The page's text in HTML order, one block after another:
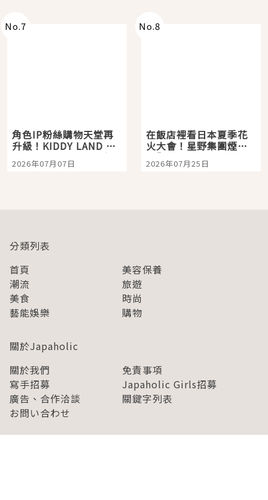
No.7
角色IP粉絲購物天堂再
升級！KIDDY LAND 原
宿店吉伊卡哇迎客，新
開幕 OMOKADO 店3分
2026年07月07日
No.8
在飯店裡看日本夏季花
火大會！星野集團煙火
景觀飯店6選，讓你不用
人擠人悠閒欣賞
2026年07月25日
分類列表
首頁
美容保養
潮流
旅遊
美食
時尚
藝能娛樂
購物
關於Japaholic
關於我們
免責事項
寫手招募
Japaholic Girls招募
廣告、合作洽談
關鍵字列表
お問い合わせ